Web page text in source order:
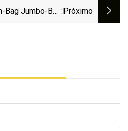
Equipo De Trituración De Piedra
Bag Jumbo-Bag :próximo